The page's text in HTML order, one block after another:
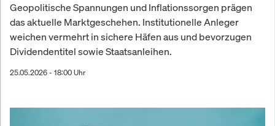
Geopolitische Spannungen und Inflationssorgen prägen
das aktuelle Marktgeschehen. Institutionelle Anleger
weichen vermehrt in sichere Häfen aus und bevorzugen
Dividendentitel sowie Staatsanleihen.
25.05.2026 - 18:00 Uhr